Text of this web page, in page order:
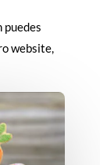
puedes
website,